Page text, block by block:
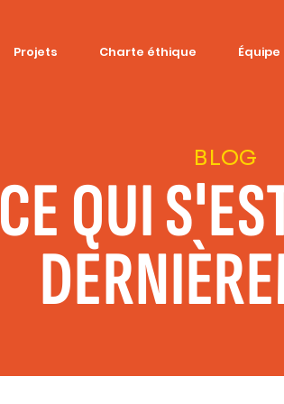
Projets Charte éthique Équipe
BLOG
CE QUI